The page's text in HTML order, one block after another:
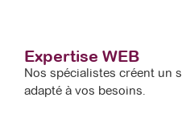
Expertise WEB
Nos spécialistes créent un
adapté à vos besoins.